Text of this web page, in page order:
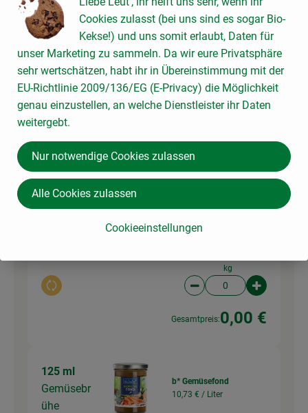
Beet
Auswahl ändern
1,05 € /Stück
Stück
Artikelanzahl
Gesamtpreis: 1,05 €
Du hast sicher:
Auswahl ändern
4,15 € /kg
kg
Artikelanzahl
Gesamtpreis:0,00 €
125 ml
Gemüsebr
ühe
b* Gemüsefond
10,73 € / Liter
Cookies zulasst (bei uns sind es sogar Bio-
Kekse!) und uns somit erlaubt, Daten für
unser Marketing zu sammeln. Da wir eure Privatsphäre
sehr wertschätzen, habt ihr in Übereinstimmung mit der
EU-Richtlinie 2009/136/EG (E-Privacy) die Möglichkeit
genau einzustellen, an welche Dienstleister ihr Daten
weitergebt.
Cookieeinstellungen
Nur notwendige Cookies zulassen
Alle Cookies zulassen